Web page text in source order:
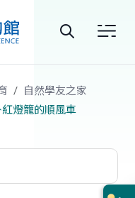
站
搜
自然學友之家
紅燈籠的順風車